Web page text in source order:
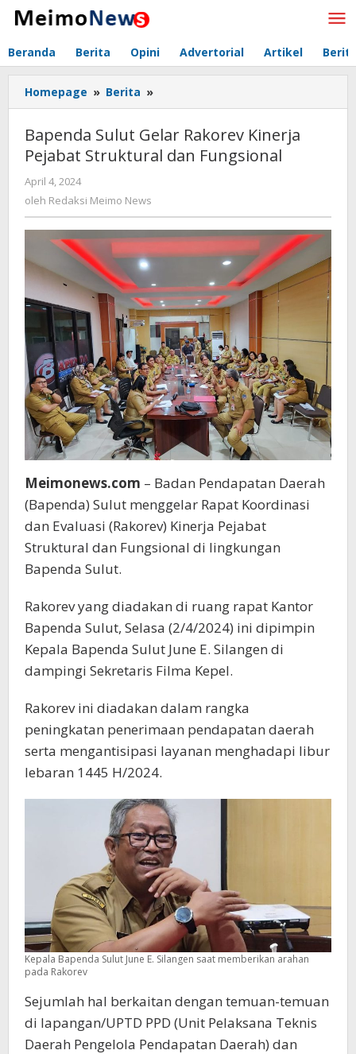
Lewati
Beranda Berita Opini Advertorial Artikel
Homepage » Berita »
Sulut
Gelar
Rakorev
Kinerja
Bapenda Sulut Gelar Rakorev Kinerja
Pejabat Struktural dan Fungsional
April 4, 2024
Redaksi
News
oleh Redaksi Meimo News
Meimonews.com – Badan Pendapatan Daerah
(Bapenda) Sulut menggelar Rapat Koordinasi
dan Evaluasi (Rakorev) Kinerja Pejabat
Struktural dan Fungsional di lingkungan
Bapenda Sulut.
Rakorev yang diadakan di ruang rapat Kantor
Bapenda Sulut, Selasa (2/4/2024) ini dipimpin
Kepala Bapenda Sulut June E. Silangen di
dampingi Sekretaris Filma Kepel.
Rakorev ini diadakan dalam rangka
peningkatan penerimaan pendapatan daerah
serta mengantisipasi layanan menghadapi libur
lebaran 1445 H/2024.
Kepala Bapenda Sulut June E. Silangen saat memberikan arahan
pada Rakorev
Sejumlah hal berkaitan dengan temuan-temuan
di lapangan/UPTD PPD (Unit Pelaksana Teknis
Daerah Pengelola Pendapatan Daerah) dan